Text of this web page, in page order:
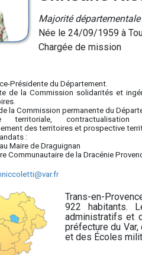
Majorité départementale
Née le 24/09/1959 à
Chargée de mission
Présidente du Département.
de la Commission solidarités et
la Commission permanente du
territoriale,
des territoires et prospective
:
Maire de Draguignan
Communautaire de la Dracénie
Trans-en-
922 habitants.
administratifs et
préfecture du
et des Écoles